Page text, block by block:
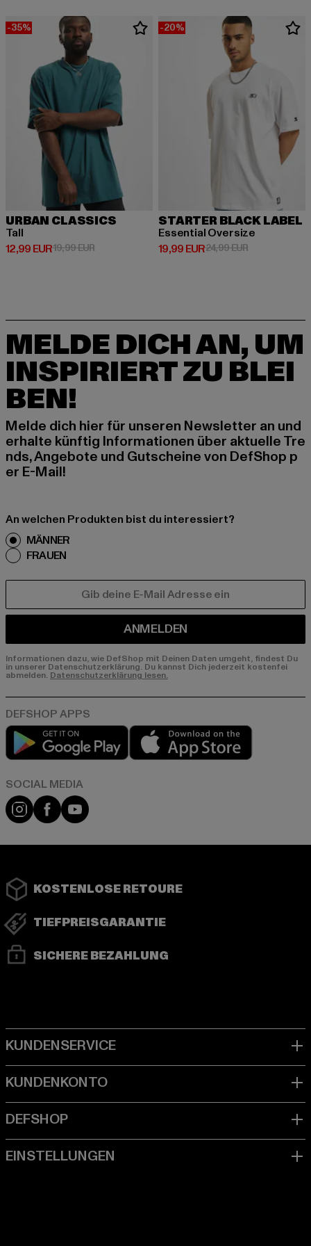
-35%
URBAN CLASSICS
Tall
12,99 EUR
Derzeitiger Preis: 12,99 EUR
19,99 EURAktionspreis: 19,99 EUR
-20%
STARTER BLACK LABEL
Essential Oversize
19,99 EUR
Derzeitiger Preis: 19,99 EUR
24,99 EURAktionspreis:
MELDE DICH AN, UM
INSPIRIERT ZU BLEI
BEN!
Melde dich hier für unseren Newsletter an und
erhalte künftig Informationen über aktuelle Tre
nds, Angebote und Gutscheine von DefShop p
er E-Mail!
An welchen Produkten bist du interessiert?
MÄNNER
FRAUEN
ANMELDEN
Informationen dazu, wie DefShop mit Deinen Daten umgeht, findest Du
in unserer Datenschutzerklärung. Du kannst Dich jederzeit kostenfei
abmelden. Datenschutzerklärung lesen.
Play market
Instagram
FacebookYouTube
KOSTENLOSE RETOURE
TIEFPREISGARANTIE
SICHERE BEZAHLUNG